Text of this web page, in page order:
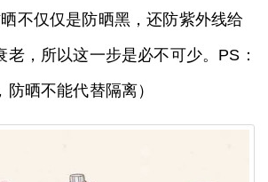
不仅仅是防晒黑，还防紫外线给
老，所以这一步是必不可少。PS：
晒不能代替隔离）